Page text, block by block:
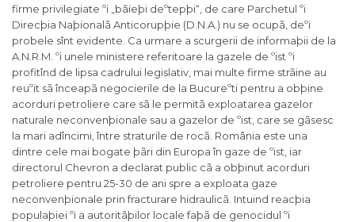
firme privilegiate ºi „bãieþi deºtepþi“, de care Parchetul ºi
Direcþia Naþionalã Anticorupþie (D.N.A.) nu se ocupã, deºi
probele sînt evidente. Ca urmare a scurgerii de informaþii de la
A.N.R.M. ºi unele ministere referitoare la gazele de ºist ºi
profitînd de lipsa cadrului legislativ, mai multe firme strãine au
reuºit sã înceapã negocierile de la Bucureºti pentru a obþine
acorduri petroliere care sã le permitã exploatarea gazelor
naturale neconvenþionale sau a gazelor de ºist, care se gãsesc
la mari adîncimi, între straturile de rocã. România este una
dintre cele mai bogate þãri din Europa în gaze de ºist, iar
directorul Chevron a declarat public cã a obþinut acorduri
petroliere pentru 25-30 de ani spre a exploata gaze
neconvenþionale prin fracturare hidraulicã. Intuind reacþia
populaþiei ºi a autoritãþilor locale faþã de genocidul ºi